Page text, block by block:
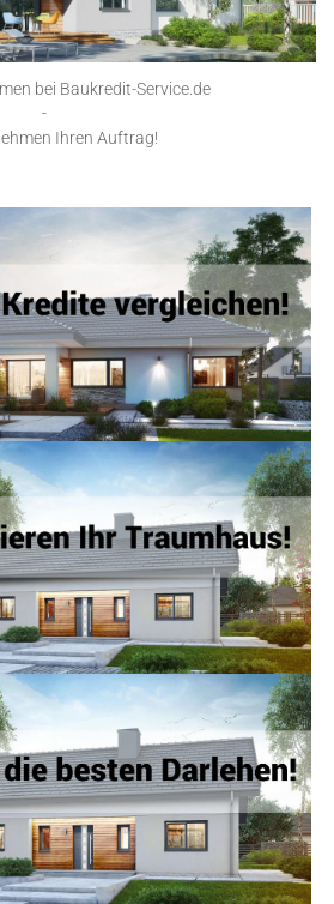
bei Baukredit-Service.de
-
Ihren Auftrag!